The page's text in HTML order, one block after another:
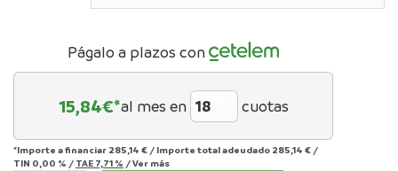
Págalo a plazos con
15,84€*al mes en cuotas
*Importe a financiar 285,14 € / Importe total adeudado 285,14 € /
TIN 0,00 % / TAE 7,71 % /Ver más